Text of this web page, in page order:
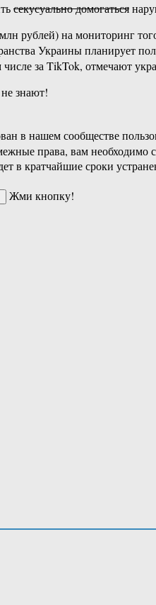
секусуально домогаться
рублей) на мониторинг
Украины планирует
числе за TikTok, отмечают
знают!
в нашем сообществе
права, вам
в кратчайшие сроки
Жми кнопку!